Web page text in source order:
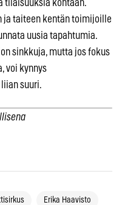
tilaisuuksia kohtaan.
ja taiteen kentän toimijoille
uusia tapahtumia.
sinkkuja, mutta jos fokus
voi kynnys
suuri.
Erika Haavisto